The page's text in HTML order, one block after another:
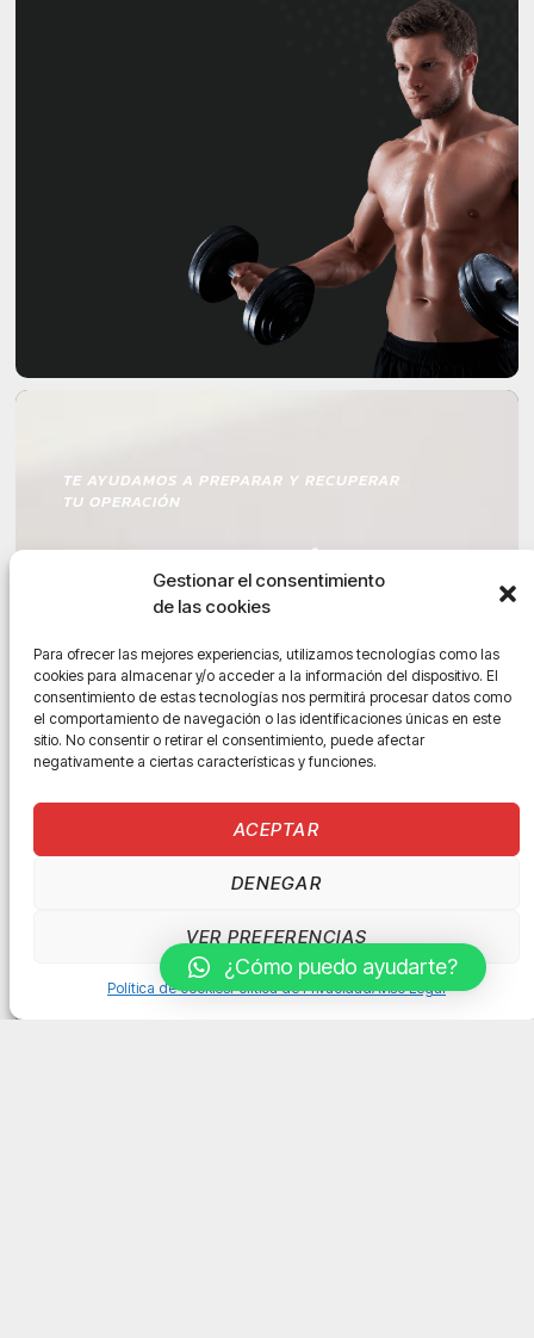
Gestionar el consentimiento
de las cookies
Para ofrecer las mejores experiencias, utilizamos tecnologías como las
cookies para almacenar y/o acceder a la información del dispositivo. El
consentimiento de estas tecnologías nos permitirá procesar datos como
el comportamiento de navegación o las identificaciones únicas en este
sitio. No consentir o retirar el consentimiento, puede afectar
negativamente a ciertas características y funciones.
ACEPTAR
DENEGAR
VER PREFERENCIAS
Política de cookiesPolítica de PrivacidadAviso Legal
TE AYUDAMOS A PREPARAR Y RECUPERAR
TU OPERACIÓN
REHABILITACIÓN
DE CADERA
+ INFO
¿Cómo puedo ayudarte?